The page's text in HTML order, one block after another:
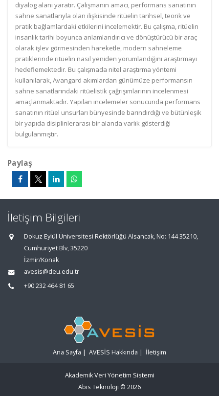
diyalog alanı yaratır. Çalışmanın amacı, performans sanatının
sahne sanatlarıyla olan ilişkisinde ritüelin tarihsel, teorik ve
pratik bağlamlardaki etkilerini incelemektir. Bu çalışma, ritüelin
insanlık tarihi boyunca anlamlandırıcı ve dönüştürücü bir araç
olarak işlev görmesinden hareketle, modern sahneleme
pratiklerinde ritüelin nasıl yeniden yorumlandığını araştırmayı
hedeflemektedir. Bu çalışmada nitel araştırma yöntemi
kullanılarak, Avangard akımlardan günümüze performansın
sahne sanatlarındaki ritüelistik çağrışımlarının incelenmesi
amaçlanmaktadır. Yapılan incelemeler sonucunda performans
sanatının ritüel unsurları bünyesinde barındırdığı ve bütünleşik
bir yapıda disiplinlerarası bir alanda varlık gösterdiği
bulgulanmıştır.
Paylaş
İletişim Bilgileri
Dokuz Eylül Üniversitesi Rektörlüğü Alsancak, No: 144 35210,
Cumhuriyet Blv, 35220
İzmir/Konak
avesis@deu.edu.tr
+90 232 464 81 65
Ana Sayfa | AVESİS Hakkında | İletişim
Akademik Veri Yönetim Sistemi
Abis Teknoloji © 2026